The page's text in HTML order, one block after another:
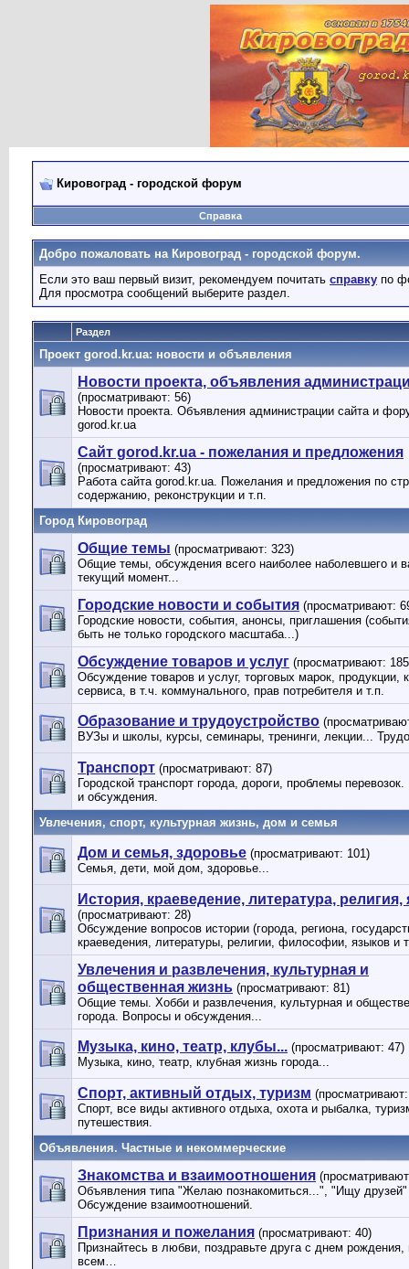
Кировоград - городской форум
Справка
Добро пожаловать на Кировоград - городской форум.
Если это ваш первый визит, рекомендуем почитать справку по
Для просмотра сообщений выберите раздел.
Раздел
Проект gorod.kr.ua: новости и объявления
Новости проекта, объявления
(просматривают: 56)
Новости проекта. Объявления администрации сайта и
gorod.kr.ua
Сайт gorod.kr.ua - пожелания и предложения
(просматривают: 43)
Работа сайта gorod.kr.ua. Пожелания и предложения по
содержанию, реконструкции и т.п.
Город Кировоград
Общие темы (просматривают: 323)
Общие темы, обсуждения всего наиболее наболевшего и
текущий момент...
Городские новости и события (просматривают:
Городские новости, события, анонсы, приглашения
быть не только городского масштаба...)
Обсуждение товаров и услуг (просматривают:
Обсуждение товаров и услуг, торговых марок, продукции,
сервиса, в т.ч. коммунального, прав потребителя и т.п.
Образование и трудоустройство
ВУЗы и школы, курсы, семинары, тренинги, лекции...
Транспорт (просматривают: 87)
Городской транспорт города, дороги, проблемы
и обсуждения.
Увлечения, спорт, культурная жизнь, дом и семья
Дом и семья, здоровье (просматривают: 101)
Семья, дети, мой дом, здоровье...
История, краеведение, литература, религия,
(просматривают: 28)
Обсуждение вопросов истории (города, региона,
краеведения, литературы, религии, философии, языков и
Увлечения и развлечения, культурная и
общественная жизнь (просматривают: 81)
Общие темы. Хобби и развлечения, культурная и
города. Вопросы и обсуждения...
Музыка, кино, театр, клубы... (просматривают: 47)
Музыка, кино, театр, клубная жизнь города...
Спорт, активный отдых, туризм
Спорт, все виды активного отдыха, охота и рыбалка,
путешествия.
Объявления. Частные и некоммерческие
Знакомства и взаимоотношения
Объявления типа "Желаю познакомиться...", "Ищу друзей"
Обсуждение взаимоотношений.
Признания и пожелания (просматривают: 40)
Признайтесь в любви, поздравьте друга с днем рождения,
всем…